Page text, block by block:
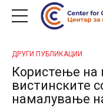
ДРУГИ ПУБЛИКАЦИИ
Користење на
вистинските
намалување